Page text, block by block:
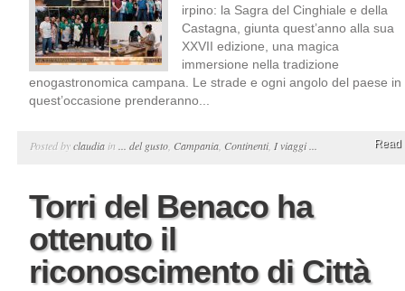
irpino: la Sagra del Cinghiale e della
Castagna, giunta quest’anno alla sua
XXVII edizione, una magica
immersione nella tradizione
enogastronomica campana. Le strade e ogni angolo del paese in
quest’occasione prenderanno...
Posted byclaudia in ... del gusto Campania Continenti, I viaggi ... Read
Torri del Benaco ha
ottenuto il
riconoscimento di Città